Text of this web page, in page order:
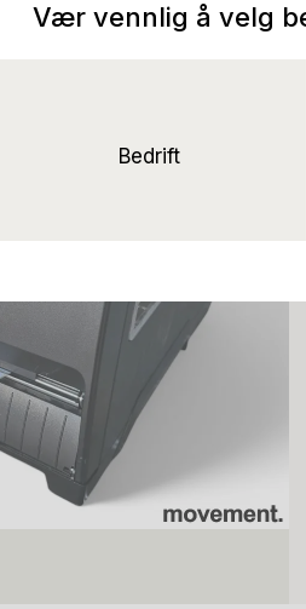
Vær vennlig å velg
Bedrift